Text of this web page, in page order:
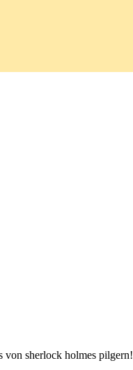
von sherlock holmes pilgern!